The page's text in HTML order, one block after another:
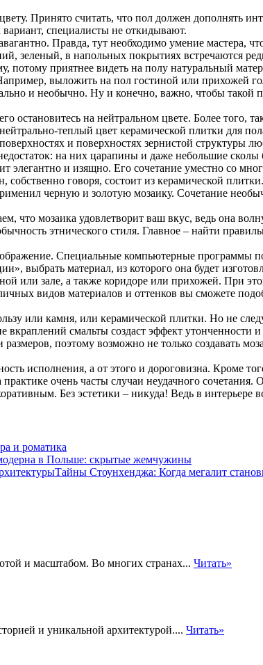
Принято считать, что пол должен дополнять
специалисты не откидывают.
Правда, тут необходимо умение мастера,
зеленый, в напольных покрытиях встречаются
потому приятнее видеть на полу натуральный
выложить на пол гостиной или прихожей
и необычно. Ну и конечно, важно, чтобы такой
на нейтральном цвете. Более того,
теплый цвет керамической плитки для
и поверхностях зернистой структуры
на них царапины и даже небольшие сколы
и изящно. Его сочетание уместно со
собственно говоря, состоит из керамической
черную и золотую мозаику. Сочетание
что мозаика удовлетворит ваш вкус, ведь она
этнического стиля. Главное – найти
Специальные компьютерные программы
выбрать материал, из которого она будет
или зале, а также коридоре или прихожей. При
видов материалов и оттенков вы сможете
или камня, или керамической плитки. Но не
смальты создаст эффект
поэтому возможно не только создавать
исполнения, а от этого и дороговизна. Кроме
очень часты случаи неудачного
Без эстетики – никуда! Ведь в интерьере
и роматика
в Польше: скрытые жемчужины
Тайны Стоунхенджа: Когда мегалит
и масштабом. Во многих странах... Читать»
и уникальной архитектурой.... Читать»